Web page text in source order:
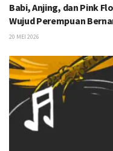
Babi, Anjing, dan Pink
Wujud Perempuan
20 MEI 2026